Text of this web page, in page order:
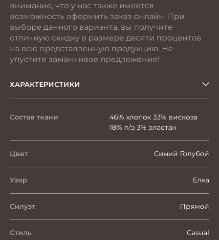
внимание, что у нас также имеется
возможность оформить заказ онлайн. При
выборе данного варианта, вы получите
отличную скидку в размере десяти процентов
на всю представленную продукцию. Не
упустите заманчивое предложение!
ХАРАКТЕРИСТИКИ
Состав ткани
46% хлопок 33% вискоза
18% п/э 3% эластан
Цвет Синий Голубой
Узор Елка
Силуэт Прямой
Стиль Casual